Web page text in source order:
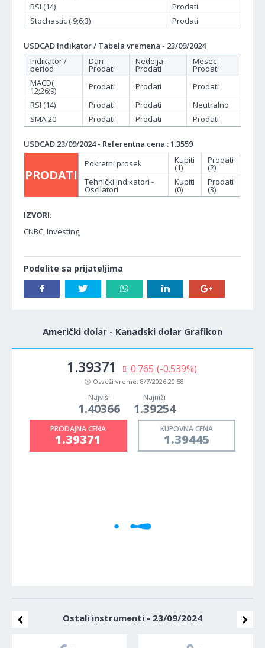
RSI (14)
Prodati
Stochastic ( 9;6;3)
Prodati
USDCAD Indikator / Tabela vremena - 23/09/2024
Indikator /
period
Dan -
Prodati
Nedelja -
Prodati
Mesec -
Prodati
MACD(
12;26;9) Prodati Prodati
Prodati
RSI (14)
Prodati Prodati
Neutralno
SMA 20
Prodati Prodati Prodati
USDCAD 23/09/2024 - Referentna cena : 1.3559
PRODATI
Pokretni prosek Kupiti
(1)
Prodati
(2)
Tehnički indikatori -
Oscilatori
Kupiti
(0)
Prodati
(3)
IZVORI:
CNBC, Investing;
Podelite sa prijateljima
Američki dolar - Kanadski dolar Grafikon
1.39371 0.765 (-0.539%)
Osveži vreme: 8/7/2026 20:58
Najviši
1.40366
Najniži
1.39254
PRODAJNA CENA
1.39371
KUPOVNA CENA
1.39445
Ostali instrumenti - 23/09/2024